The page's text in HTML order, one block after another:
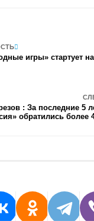
игры» стартует
: За последние 5
обратились более